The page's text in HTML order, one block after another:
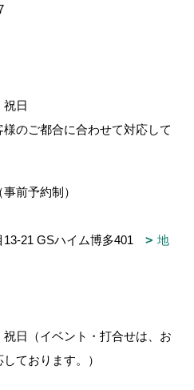
7
祝日
様のご都合に合わせて対応して
前予約制）
13-21 GSハイム博多401
地
日（イベント・打合せは、お
ております。）